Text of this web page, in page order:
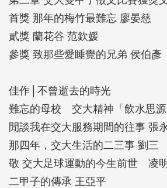
首獎 那年的梅竹最難忘 廖晏慈
貳獎 蘭花谷 范欽媛
參獎 致那些愛睡覺的兄弟 侯伯彥
佳作│不曾逝去的時光
難忘的母校 交大精神「飲水思
閒談我在交大服務期間的往事 張
那四年，交大生活的二三事 劉三
敬 交大足球運動的今生前世 凌
二甲子的傳承 王亞平